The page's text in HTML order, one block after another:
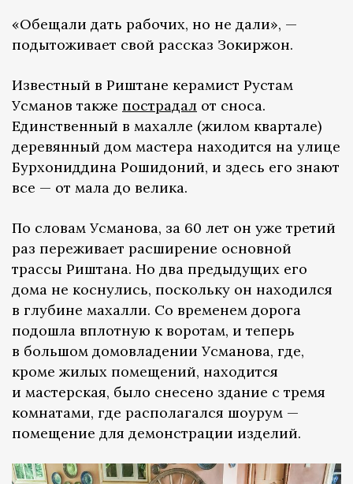
«Обещали дать рабочих, но не дали», —
подытоживает свой рассказ Зокиржон.
Известный в Риштане керамист Рустам
Усманов также пострадал от сноса.
Единственный в махалле (жилом квартале)
деревянный дом мастера находится на улице
Бурхониддина Рошидоний, и здесь его знают
все — от мала до велика.
По словам Усманова, за 60 лет он уже третий
раз переживает расширение основной
трассы Риштана. Но два предыдущих его
дома не коснулись, поскольку он находился
в глубине махалли. Со временем дорога
подошла вплотную к воротам, и теперь
в большом домовладении Усманова, где,
кроме жилых помещений, находится
и мастерская, было снесено здание с тремя
комнатами, где располагался шоурум —
помещение для демонстрации изделий.